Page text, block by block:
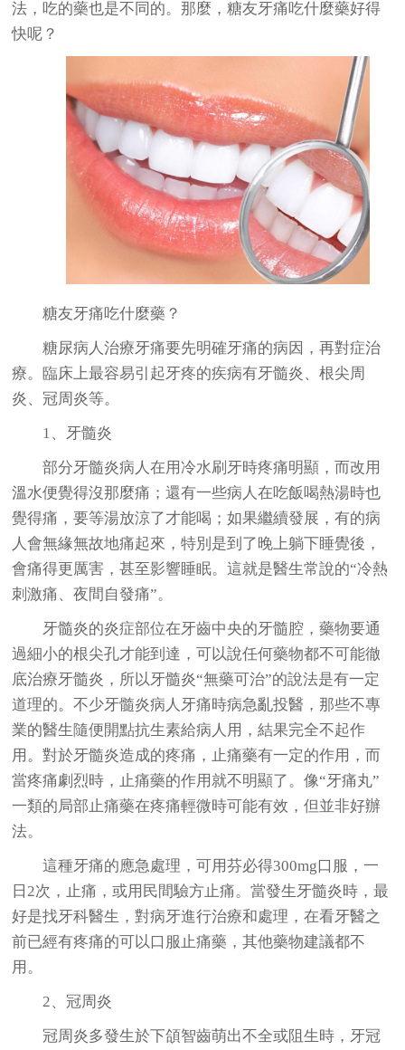
法，吃的藥也是不同的。那麼，糖友牙痛吃什麼藥好得
快呢？
糖友牙痛吃什麼藥？
糖尿病人治療牙痛要先明確牙痛的病因，再對症治
療。臨床上最容易引起牙疼的疾病有牙髓炎、根尖周
炎、冠周炎等。
1、牙髓炎
部分牙髓炎病人在用冷水刷牙時疼痛明顯，而改用
溫水便覺得沒那麼痛；還有一些病人在吃飯喝熱湯時也
覺得痛，要等湯放涼了才能喝；如果繼續發展，有的病
人會無緣無故地痛起來，特別是到了晚上躺下睡覺後，
會痛得更厲害，甚至影響睡眠。這就是醫生常說的“冷熱
刺激痛、夜間自發痛”。
牙髓炎的炎症部位在牙齒中央的牙髓腔，藥物要通
過細小的根尖孔才能到達，可以說任何藥物都不可能徹
底治療牙髓炎，所以牙髓炎“無藥可治”的說法是有一定
道理的。不少牙髓炎病人牙痛時病急亂投醫，那些不專
業的醫生隨便開點抗生素給病人用，結果完全不起作
用。對於牙髓炎造成的疼痛，止痛藥有一定的作用，而
當疼痛劇烈時，止痛藥的作用就不明顯了。像“牙痛丸”
一類的局部止痛藥在疼痛輕微時可能有效，但並非好辦
法。
這種牙痛的應急處理，可用芬必得300mg口服，一
日2次，止痛，或用民間驗方止痛。當發生牙髓炎時，最
好是找牙科醫生，對病牙進行治療和處理，在看牙醫之
前已經有疼痛的可以口服止痛藥，其他藥物建議都不
用。
2、冠周炎
冠周炎多發生於下頜智齒萌出不全或阻生時，牙冠